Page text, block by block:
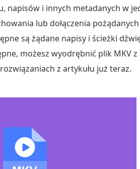
napisów i innych metadanych w
lub dołączenia
są żądane napisy i ścieżki
możesz wyodrębnić plik MKV z
z artykułu już teraz.